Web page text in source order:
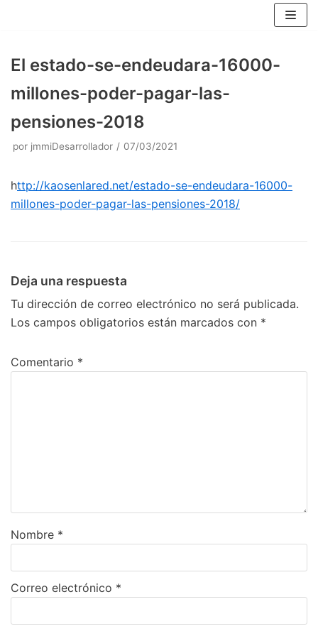
El estado-se-endeudara-16000-
millones-poder-pagar-las-
pensiones-2018
por jmmiDesarrollador 07/03/2021
http://kaosenlared.net/estado-se-endeudara-16000-
millones-poder-pagar-las-pensiones-2018/
Deja una respuesta
Tu dirección de correo electrónico no será publicada.
Los campos obligatorios están marcados con *
Comentario *
Nombre *
Correo electrónico *